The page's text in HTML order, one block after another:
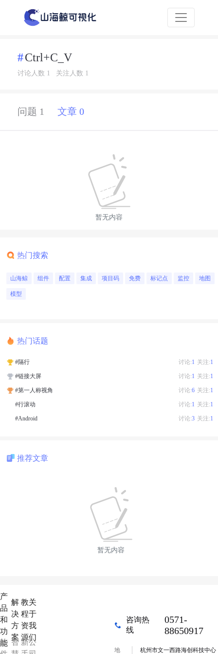
Ctrl+C_V
讨论人数 1 关注人数 1
问题 1 文章 0
暂无内容
热门搜索
山海鲸 组件 配置 集成 项目码 免费 标记点 监控 地图
模型
热门话题
#隔行 讨论:1 关注:1
#链接大屏 讨论:1 关注:1
#第一人称视角 讨论:6 关注:1
#行滚动 讨论:1 关注:1
#Android 讨论:3 关注:1
推荐文章
暂无内容
产
品
和
功
能
软
解
决
方
案
智
教
程
资
源
新
关
于
我
们
公
咨询热
线
0571-
88650917
地 杭州市文一西路海创科技中心